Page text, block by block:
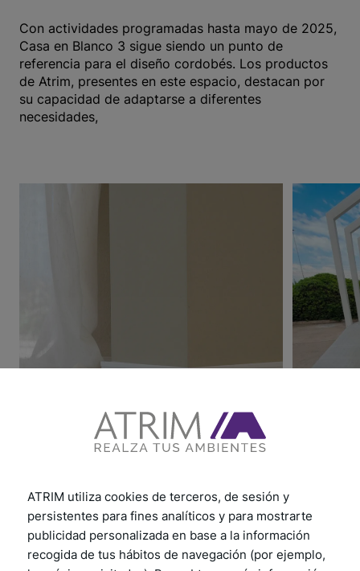
Con actividades programadas hasta mayo de 2025,
Casa en Blanco 3 sigue siendo un punto de
referencia para el diseño cordobés. Los productos
de Atrim, presentes en este espacio, destacan por
su capacidad de adaptarse a diferentes
necesidades,
ATRIM utiliza cookies de terceros, de sesión y
persistentes para fines analíticos y para mostrarte
publicidad personalizada en base a la información
recogida de tus hábitos de navegación (por ejemplo,